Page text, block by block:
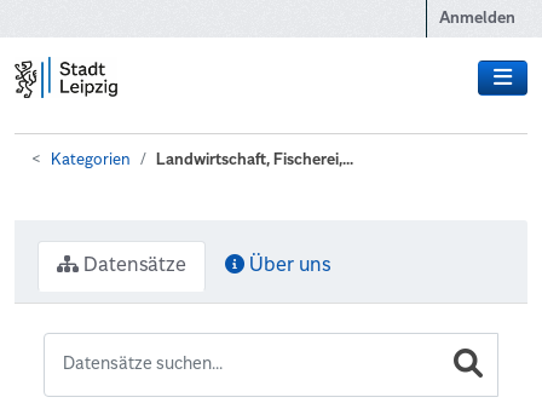
Anmelden
Kategorien Landwirtschaft, Fischerei,...
Datensätze Über uns